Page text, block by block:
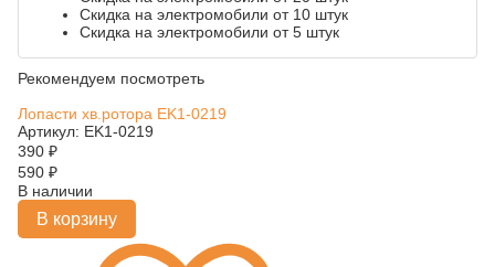
Скидка на электромобили от 10 штук
Скидка на электромобили от 5 штук
Рекомендуем посмотреть
Лопасти хв.ротора EK1-0219
Артикул: EK1-0219
390 ₽
590 ₽
В наличии
В корзину